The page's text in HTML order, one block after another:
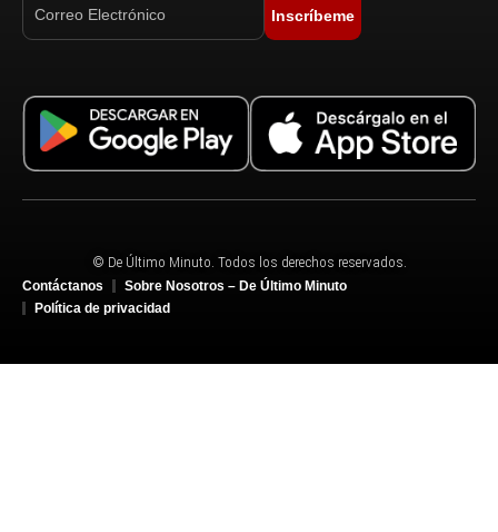
Inscríbeme
© De Último Minuto. Todos los derechos reservados.
Contáctanos
Sobre Nosotros – De Último Minuto
Política de privacidad